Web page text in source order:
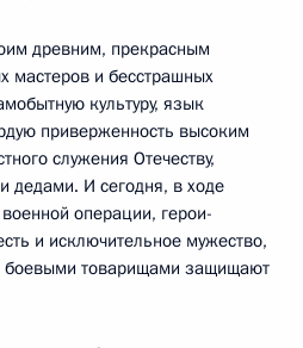
древним, прекрасным
мастеров и бесстрашных
культуру, язык
приверженность высоким
служения Отечеству,
И сегодня, в ходе
операции, герои-
и исключительное мужество,
боевыми товарищами защищают